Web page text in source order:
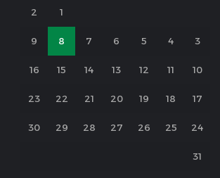
1
2
3
4
5
6
7
8
9
10
11
12
13
14
15
16
17
18
19
20
21
22
23
24
25
26
27
28
29
30
31